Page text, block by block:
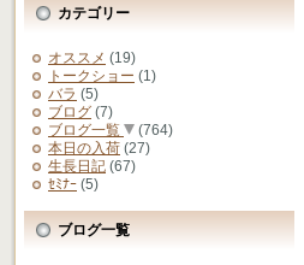
カテゴリー
オススメ (19)
トークショー (1)
バラ (5)
ブログ (7)
ブログ一覧
(764)
本日の入荷 (27)
生長日記 (67)
ｾﾐﾅｰ (5)
ブログ一覧